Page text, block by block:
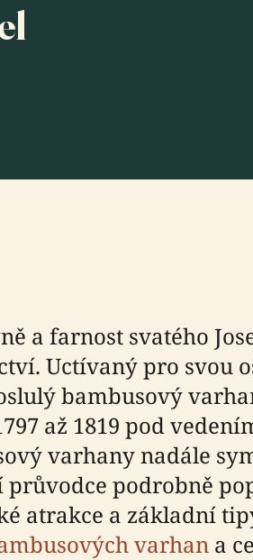
a farnost svatého
Uctívaný pro svou
bambusový
až 1819 pod
varhany nadále
podrobně
atrakce a základní
varhan a